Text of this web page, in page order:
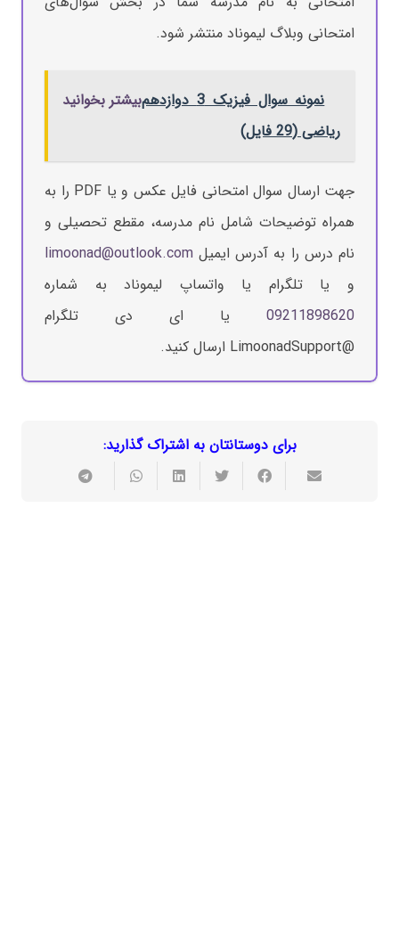
امتحانی وبلاگ لیموناد منتشر شود.
بیشتر بخوانیدنمونه سوال فیزیک 3 دوازدهم
ریاضی (29 فایل)
جهت ارسال سوال امتحانی فایل عکس و یا PDF را به
همراه توضیحات شامل نام مدرسه، مقطع تحصیلی و
نام درس را به آدرس ایمیل limoonad@outlook.com
و یا تلگرام یا واتساپ لیموناد به شماره
09211898620 یا ای دی تلگرام
@LimoonadSupport ارسال کنید.
برای دوستانتان به اشتراک گذارید: